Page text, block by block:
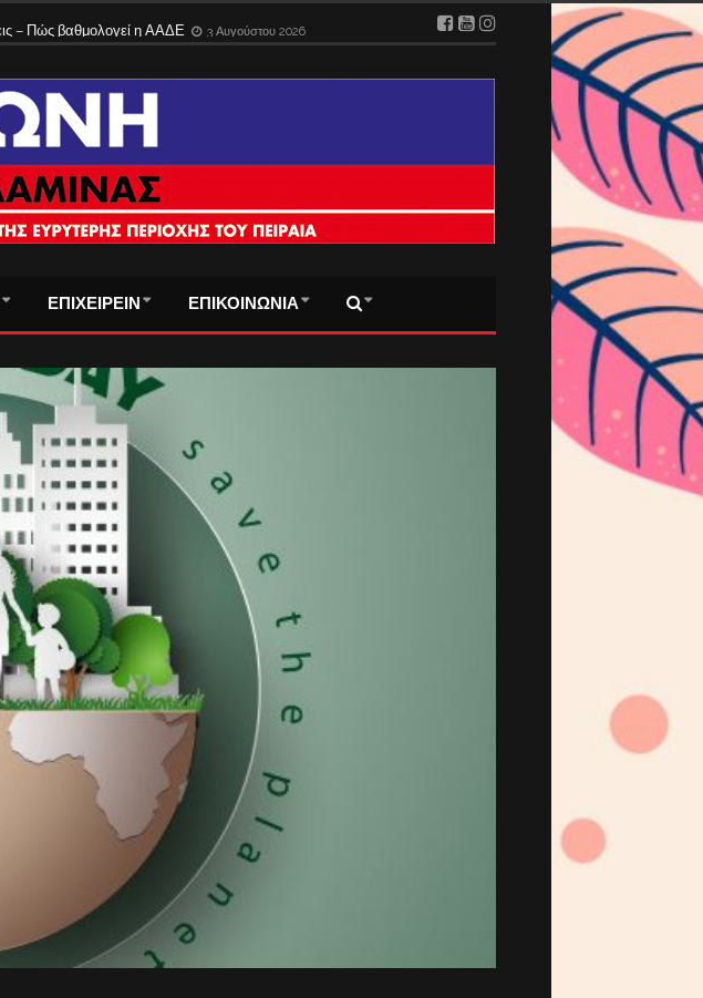
ΕΠΙΧΕΙΡΕΙΝ ΕΠΙΚΟΙΝΩΝΙΑ